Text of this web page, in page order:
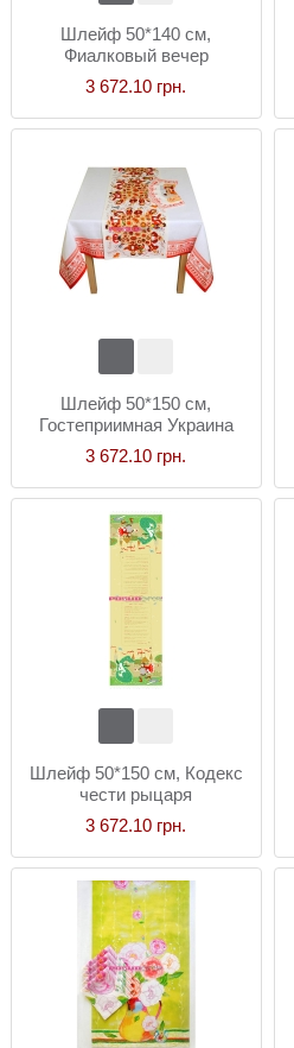
Шлейф 50*140 см,
Фиалковый вечер
3 672.10 грн.
Шлейф 50*150 см,
Гостеприимная Украина
3 672.10 грн.
Шлейф 50*150 см, Кодекс
чести рыцаря
3 672.10 грн.